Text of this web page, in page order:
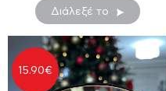
Διάλεξέ το
15.90€